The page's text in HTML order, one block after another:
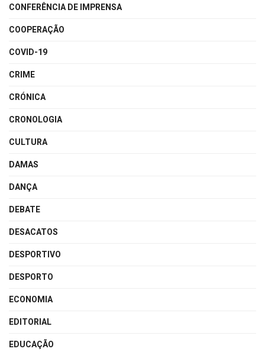
CONFERÊNCIA DE IMPRENSA
COOPERAÇÃO
COVID-19
CRIME
CRÓNICA
CRONOLOGIA
CULTURA
DAMAS
DANÇA
DEBATE
DESACATOS
DESPORTIVO
DESPORTO
ECONOMIA
EDITORIAL
EDUCAÇÃO